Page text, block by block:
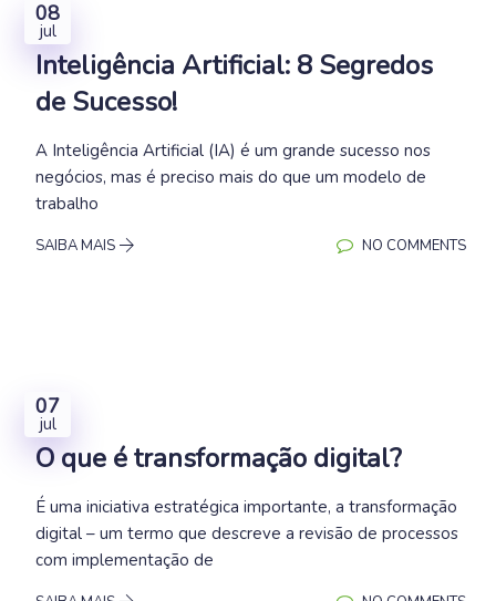
08
jul
Inteligência Artificial: 8 Segredos
de Sucesso!
A Inteligência Artificial (IA) é um grande sucesso nos
negócios, mas é preciso mais do que um modelo de
trabalho
SAIBA MAIS NO COMMENTS
07
jul
O que é transformação digital?
É uma iniciativa estratégica importante, a transformação
digital – um termo que descreve a revisão de processos
com implementação de